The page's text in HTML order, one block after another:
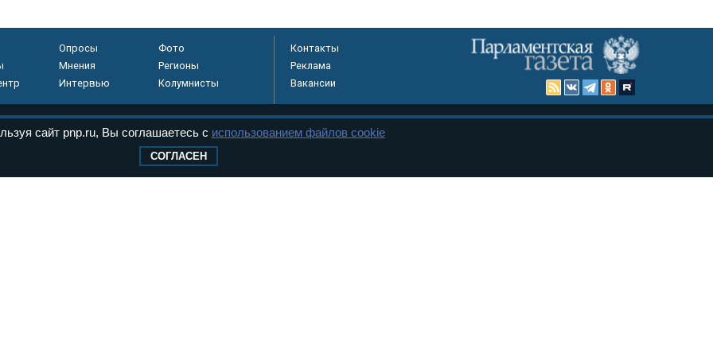
Опросы
Фото
Мнения
Регионы
Интервью Колумнисты
Контакты
Реклама
Вакансии
сайт pnp.ru, Вы соглашаетесь с использованием файлов cookie
СОГЛАСЕН